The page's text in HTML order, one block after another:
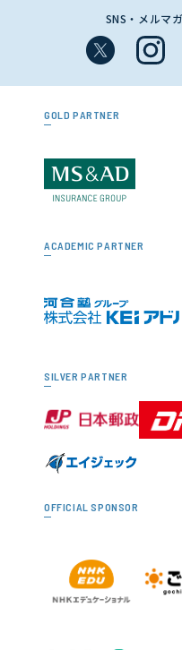
SNS・メルマ
GOLD PARTNER
ACADEMIC PARTNER
SILVER PARTNER
OFFICIAL SPONSOR